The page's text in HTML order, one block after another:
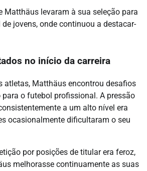
Matthäus levaram à sua seleção para
jovens, onde continuou a destacar-
no início da carreira
atletas, Matthäus encontrou desafios
o futebol profissional. A pressão
a um alto nível era
ocasionalmente dificultaram o seu
por posições de titular era feroz,
melhorasse continuamente as suas